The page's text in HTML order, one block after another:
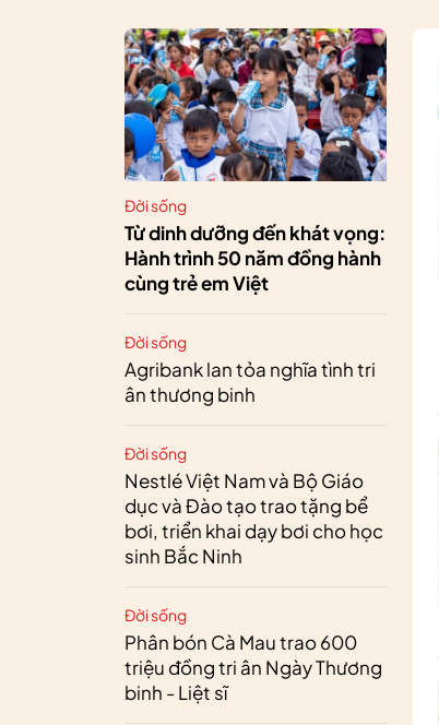
Đời sống
Từ dinh dưỡng đến khát vọng:
Hành trình 50 năm đồng hành
cùng trẻ em Việt
Đời sống
Agribank lan tỏa nghĩa tình tri
ân thương binh
Đời sống
Nestlé Việt Nam và Bộ Giáo
dục và Đào tạo trao tặng bể
bơi, triển khai dạy bơi cho học
sinh Bắc Ninh
Đời sống
Phân bón Cà Mau trao 600
triệu đồng tri ân Ngày Thương
binh - Liệt sĩ